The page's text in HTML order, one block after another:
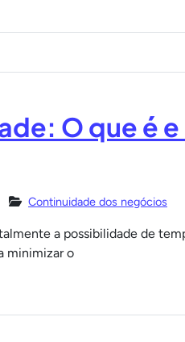
O que é
Continuidade dos negócios
a possibilidade de
minimizar o